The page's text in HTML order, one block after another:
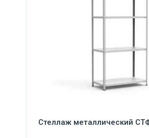
Стеллаж металлический